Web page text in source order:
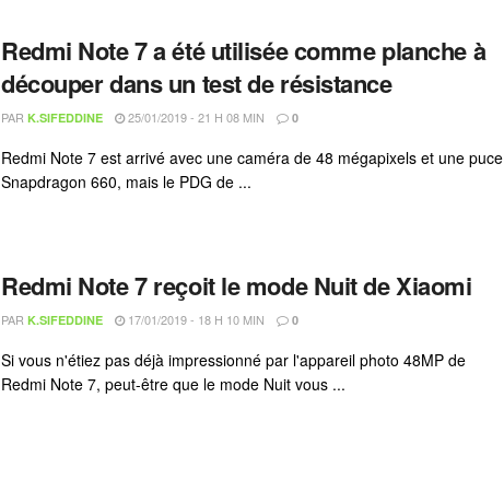
Redmi Note 7 a été utilisée comme planche à
découper dans un test de résistance
PAR K.SIFEDDINE 25/01/2019 - 21 H 08 MIN 0
Redmi Note 7 est arrivé avec une caméra de 48 mégapixels et une puce
Snapdragon 660, mais le PDG de ...
Redmi Note 7 reçoit le mode Nuit de Xiaomi
PAR K.SIFEDDINE 17/01/2019 - 18 H 10 MIN 0
Si vous n'étiez pas déjà impressionné par l'appareil photo 48MP de
Redmi Note 7, peut-être que le mode Nuit vous ...